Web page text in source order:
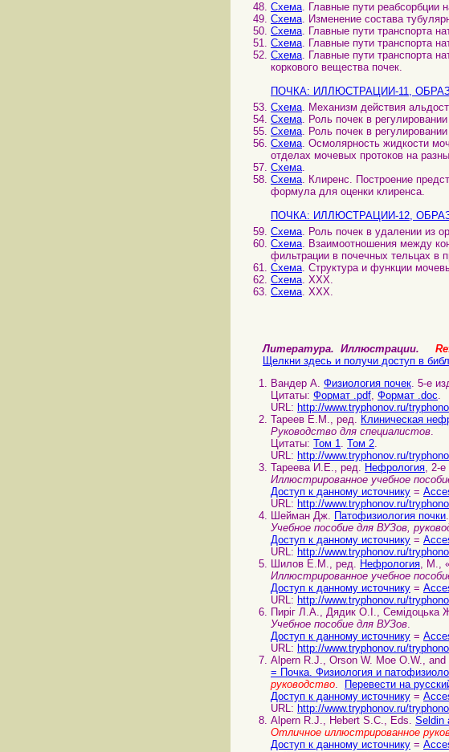
Схема. Главные пути реабсорбции
Схема. Изменение состава
Схема. Главные пути транспорта
Схема. Главные пути транспорта
Схема. Главные пути транспорта
коркового вещества почек.
ПОЧКА: ИЛЛЮСТРАЦИИ-11,
Схема. Механизм действия
Схема. Роль почек в
Схема. Роль почек в
Схема. Осмолярность жидкости
отделах мочевых протоков на
Схема.
Схема. Клиренс. Построение
формула для оценки клиренса.
ПОЧКА: ИЛЛЮСТРАЦИИ-12,
Схема. Роль почек в удалении из
Схема. Взаимоотношения между
фильтрации в почечных тельцах в
Схема. Структура и функции
Схема. ХХХ.
Схема. ХХХ.
Литература. Иллюстрации.
Щелкни здесь и получи доступ в
Вандер А. Физиология почек. 5-е
Цитаты: Формат .pdf, Формат .doc.
URL: http://www.tryphonov.ru/
Тареев Е.М., ред. Клиническая
Руководство для специалистов.
Цитаты: Том 1. Том 2.
URL: http://www.tryphonov.ru/
Тареева И.Е., ред. Нефрология, 2-
Иллюстрированное учебное
Доступ к данному источнику =
URL: http://www.tryphonov.ru/
Шейман Дж. Патофизиология почки
Учебное пособие для ВУЗов,
Доступ к данному источнику =
URL: http://www.tryphonov.ru/
Шилов Е.М., ред. Нефрология, М.,
Иллюстрированное учебное
Доступ к данному источнику =
URL: http://www.tryphonov.ru/
Пиріг Л.А., Дядик О.І., Семідоцька
Учебное пособие для ВУЗов.
Доступ к данному источнику =
URL: http://www.tryphonov.ru/
Alpern R.J., Orson W. Moe O.W.,
= Почка. Физиология и
руководство. Перевести на
Доступ к данному источнику =
URL: http://www.tryphonov.ru/
Alpern R.J., Hebert S.C., Eds. Seldin
Отличное иллюстрированное
Доступ к данному источнику =